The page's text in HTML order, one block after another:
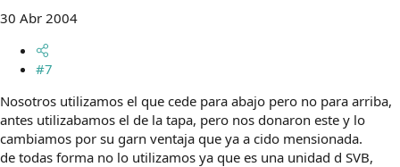
30 Abr 2004
#7
Nosotros utilizamos el que cede para abajo pero no para arriba,
antes utilizabamos el de la tapa, pero nos donaron este y lo
cambiamos por su garn ventaja que ya a cido mensionada.
de todas forma no lo utilizamos ya que es una unidad d SVB,